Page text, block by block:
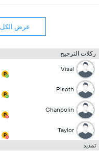
عرض الكل
ركلات الترجيح
Visal
Pisoth
Chanpolin
Taylor
تمديد